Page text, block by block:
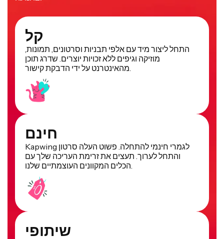
קל
התחל ליצור מיד עם אלפי תבניות וסרטונים, תמונות,
מוזיקה וגיפים ללא זכויות יוצרים. שדרג תוכן
חינם
Kapwing לגמרי חינמי להתחלה. פשוט העלה סרטון
והתחל לערוך. תעצים את זרימת העריכה שלך עם
שיתופי